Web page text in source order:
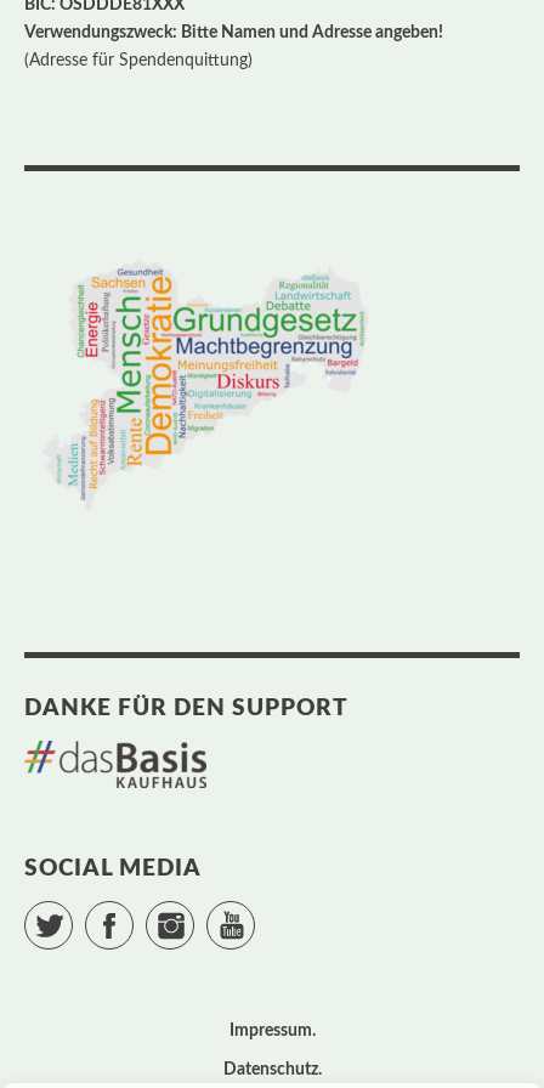
BIC: OSDDDE81XXX
Verwendungszweck: Bitte Namen und Adresse angeben!
(Adresse für Spendenquittung)
DANKE FÜR DEN SUPPORT
SOCIAL MEDIA
Twitter Facebook Instagram
Impressum
Datenschutz